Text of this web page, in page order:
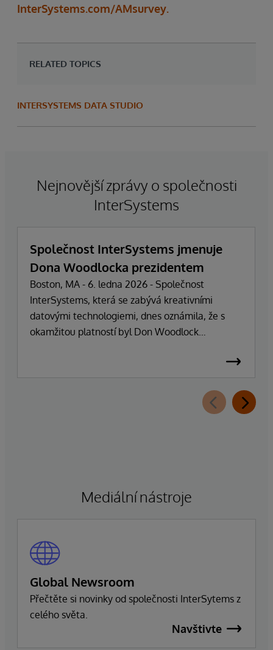
InterSystems.com/AMsurvey.
RELATED TOPICS
INTERSYSTEMS DATA STUDIO
Nejnovější zprávy o společnosti
InterSystems
Společnost InterSystems jmenuje
Dona Woodlocka prezidentem
Boston, MA - 6. ledna 2026 - Společnost
InterSystems, která se zabývá kreativními
datovými technologiemi, dnes oznámila, že s
okamžitou platností byl Don Woodlock
"Terry" Ragon se po více než 47 letech vedení
společnosti, aby zajistil bezproblémový přechod,
který zachová závazek společnosti k dokonalosti
Mediální nástroje
Global Newsroom
Přečtěte si novinky od společnosti InterSytems z
celého světa.
Navštivte